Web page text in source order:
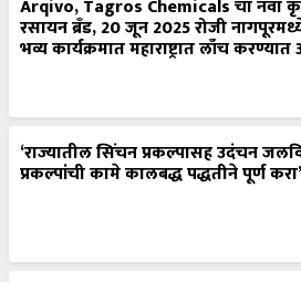
Arqivo, Tagros Chemicals चा नवा
रसायन ब्रँड, 20 जून 2025 रोजी
भव्य कार्यक्रमात महाराष्ट्रात लाँच
‘राज्यातील सिंचन प्रकल्पासह उदंचन
प्रकल्पांची कामे कालबद्ध पद्धतीने पूर्ण करा’